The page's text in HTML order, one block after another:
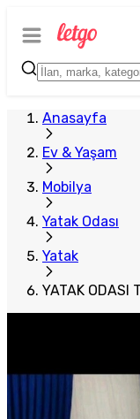
Anasayfa
Ev & Yaşam
Mobilya
Yatak Odası
Yatak
YATAK ODASI
Plus Satıcı